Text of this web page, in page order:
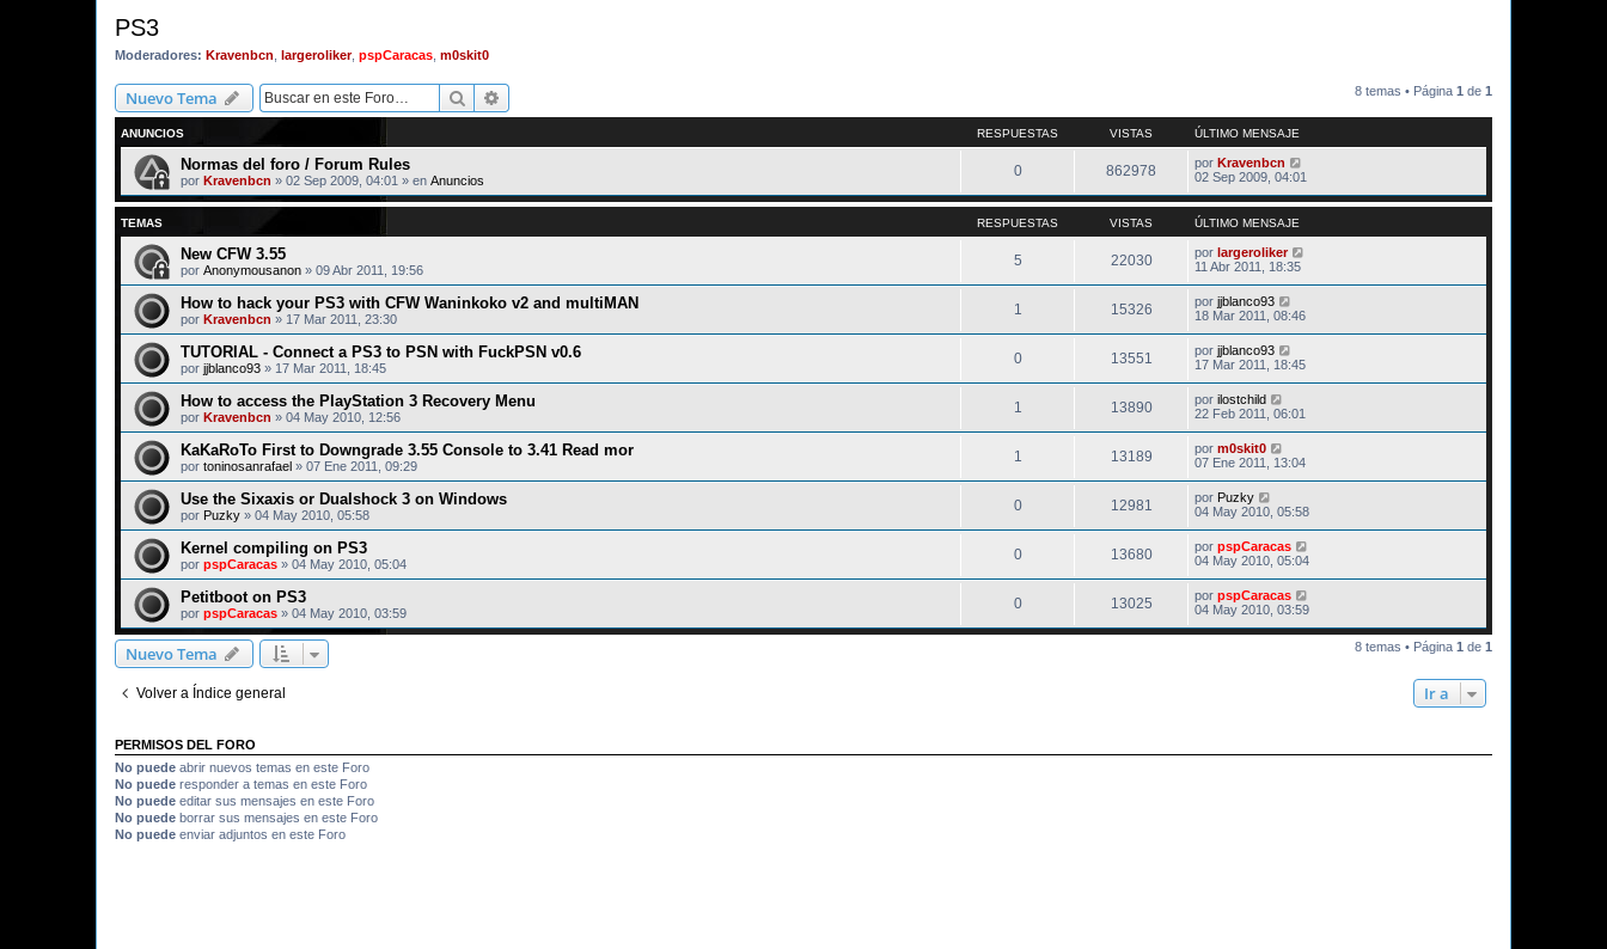
PS3
Moderadores: Kravenbcn largeroliker, pspCaracas m0skit0
Nuevo Tema Buscar 8 temas • Página 1 de 1
ANUNCIOS RESPUESTAS VISTAS ÚLTIMO MENSAJE
Normas del foro / Forum Rules
por Kravenbcn » 02 Sep 2009, 04:01 » en Anuncios
0 862978 por Kravenbcn
02 Sep 2009, 04:01
TEMAS RESPUESTAS VISTAS ÚLTIMO MENSAJE
New CFW 3.55
por Anonymousanon » 09 Abr 2011, 19:56
5 22030 por largeroliker
11 Abr 2011, 18:35
How to hack your PS3 with CFW Waninkoko v2 and multiMAN
por Kravenbcn » 17 Mar 2011, 23:30
1 15326 por jjblanco93
18 Mar 2011, 08:46
TUTORIAL - Connect a PS3 to PSN with FuckPSN v0.6
por jjblanco93 » 17 Mar 2011, 18:45
0 13551 por jjblanco93
17 Mar 2011, 18:45
How to access the PlayStation 3 Recovery Menu
por Kravenbcn » 04 May 2010, 12:56
1 13890 por ilostchild
22 Feb 2011, 06:01
KaKaRoTo First to Downgrade 3.55 Console to 3.41 Read mor
por toninosanrafael » 07 Ene 2011, 09:29
1 13189 por m0skit0
07 Ene 2011, 13:04
Use the Sixaxis or Dualshock 3 on Windows
por Puzky » 04 May 2010, 05:58
0 12981 por Puzky
04 May 2010, 05:58
Kernel compiling on PS3
por pspCaracas » 04 May 2010, 05:04
0 13680 por pspCaracas
04 May 2010, 05:04
Petitboot on PS3
por pspCaracas » 04 May 2010, 03:59
0 13025 por pspCaracas
04 May 2010, 03:59
Nuevo Tema 8 temas • Página 1 de 1
Volver a Índice general Ir a
PERMISOS DEL FORO
No puede abrir nuevos temas en este Foro
No puede responder a temas en este Foro
No puede editar sus mensajes en este Foro
No puede borrar sus mensajes en este Foro
No puede enviar adjuntos en este Foro